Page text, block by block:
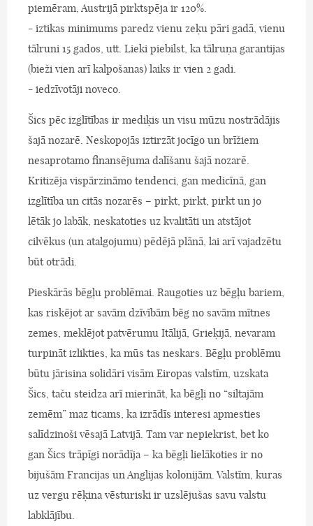
piemēram, Austrijā pirktspēja ir 120%.
- iztikas minimums paredz vienu zeķu pāri gadā, vienu
tālruni 15 gados, utt. Lieki piebilst, ka tālruņa garantijas
(bieži vien arī kalpošanas) laiks ir vien 2 gadi.
- iedzīvotāji noveco.
Šics pēc izglītības ir mediķis un visu mūzu nostrādājis
šajā nozarē. Neskopojās iztirzāt jocīgo un brīžiem
nesaprotamo finansējuma dalīšanu šajā nozarē.
Kritizēja vispārzināmo tendenci, gan medicīnā, gan
izglītība un citās nozarēs – pirkt, pirkt, pirkt un jo
lētāk jo labāk, neskatoties uz kvalitāti un atstājot
cilvēkus (un atalgojumu) pēdējā plānā, lai arī vajadzētu
būt otrādi.
Pieskārās bēgļu problēmai. Raugoties uz bēgļu bariem,
kas riskējot ar savām dzīvībām bēg no savām mītnes
zemes, meklējot patvērumu Itālijā, Grieķijā, nevaram
turpināt izlikties, ka mūs tas neskars. Bēgļu problēmu
būtu jārisina solidāri visām Eiropas valstīm, uzskata
Šics, taču steidza arī mierināt, ka bēgļi no “siltajām
zemēm” maz ticams, ka izrādīs interesi apmesties
salīdzinoši vēsajā Latvijā. Tam var nepiekrist, bet ko
gan Šics trāpīgi norādīja – ka bēgļi lielākoties ir no
bijušām Francijas un Anglijas kolonijām. Valstīm, kuras
uz vergu rēķina vēsturiski ir uzslējušas savu valstu
labklājību.